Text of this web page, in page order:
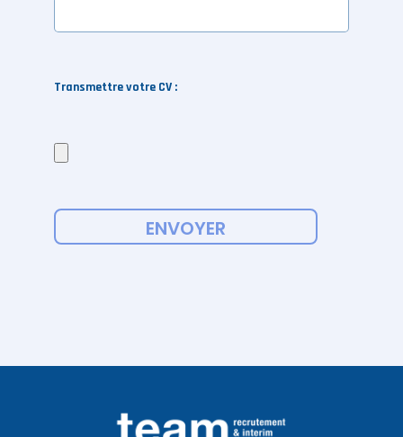
Transmettre votre CV :